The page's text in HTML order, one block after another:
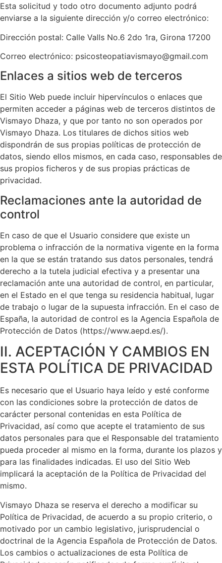
Esta solicitud y todo otro documento adjunto podrá
enviarse a la siguiente dirección y/o correo electrónico:
Dirección postal: Calle Valls No.6 2do 1ra, Girona 17200
Correo electrónico: psicosteopatiavismayo@gmail.com
Enlaces a sitios web de terceros
El Sitio Web puede incluir hipervínculos o enlaces que
permiten acceder a páginas web de terceros distintos de
Vismayo Dhaza, y que por tanto no son operados por
Vismayo Dhaza. Los titulares de dichos sitios web
dispondrán de sus propias políticas de protección de
datos, siendo ellos mismos, en cada caso, responsables de
sus propios ficheros y de sus propias prácticas de
privacidad.
Reclamaciones ante la autoridad de
control
En caso de que el Usuario considere que existe un
problema o infracción de la normativa vigente en la forma
en la que se están tratando sus datos personales, tendrá
derecho a la tutela judicial efectiva y a presentar una
reclamación ante una autoridad de control, en particular,
en el Estado en el que tenga su residencia habitual, lugar
de trabajo o lugar de la supuesta infracción. En el caso de
España, la autoridad de control es la Agencia Española de
Protección de Datos (https://www.aepd.es/).
II. ACEPTACIÓN Y CAMBIOS EN
ESTA POLÍTICA DE PRIVACIDAD
Es necesario que el Usuario haya leído y esté conforme
con las condiciones sobre la protección de datos de
carácter personal contenidas en esta Política de
Privacidad, así como que acepte el tratamiento de sus
datos personales para que el Responsable del tratamiento
pueda proceder al mismo en la forma, durante los plazos y
para las finalidades indicadas. El uso del Sitio Web
implicará la aceptación de la Política de Privacidad del
mismo.
Vismayo Dhaza se reserva el derecho a modificar su
Política de Privacidad, de acuerdo a su propio criterio, o
motivado por un cambio legislativo, jurisprudencial o
doctrinal de la Agencia Española de Protección de Datos.
Los cambios o actualizaciones de esta Política de